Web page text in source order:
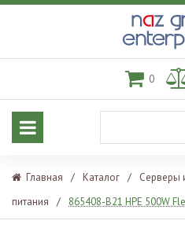
0
Главная / Каталог / Серверы
питания
/ 865408-B21 HPE 500W